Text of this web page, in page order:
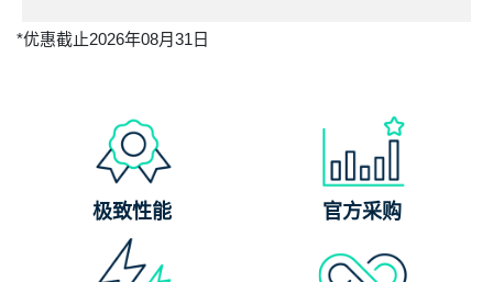
*优惠截止2026年08月31日
极致性能 官方采购